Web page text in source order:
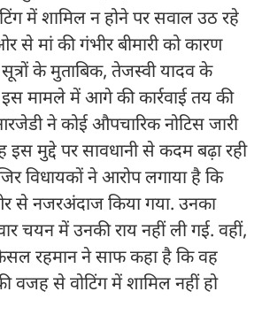
में शामिल न होने पर सवाल उठ रहे
से मां की गंभीर बीमारी को कारण
सूत्रों के मुताबिक, तेजस्वी यादव के
मामले में आगे की कार्रवाई तय की
ने कोई औपचारिक नोटिस जारी
मुद्दे पर सावधानी से कदम बढ़ा रही
विधायकों ने आरोप लगाया है कि
से नजरअंदाज किया गया. उनका
चयन में उनकी राय नहीं ली गई. वहीं,
रहमान ने साफ कहा है कि वह
वजह से वोटिंग में शामिल नहीं हो